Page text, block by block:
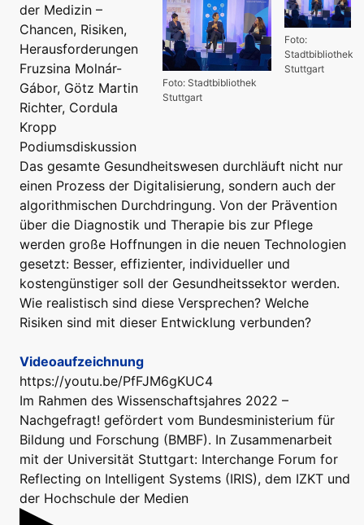
Foto:
Stadtbibliothek
Stuttgart
Foto: Stadtbibliothek
Stuttgart
der Medizin –
Chancen, Risiken,
Herausforderungen
Fruzsina Molnár-
Gábor, Götz Martin
Richter, Cordula
Kropp
Podiumsdiskussion
Das gesamte Gesundheitswesen durchläuft nicht nur
einen Prozess der Digitalisierung, sondern auch der
algorithmischen Durchdringung. Von der Prävention
über die Diagnostik und Therapie bis zur Pflege
werden große Hoffnungen in die neuen Technologien
gesetzt: Besser, effizienter, individueller und
kostengünstiger soll der Gesundheitssektor werden.
Wie realistisch sind diese Versprechen? Welche
Risiken sind mit dieser Entwicklung verbunden?
Videoaufzeichnung
https://youtu.be/PfFJM6gKUC4
Im Rahmen des Wissenschaftsjahres 2022 –
Nachgefragt! gefördert vom Bundesministerium für
Bildung und Forschung (BMBF). In Zusammenarbeit
mit der Universität Stuttgart: Interchange Forum for
Reflecting on Intelligent Systems (IRIS), dem IZKT und
der Hochschule der Medien